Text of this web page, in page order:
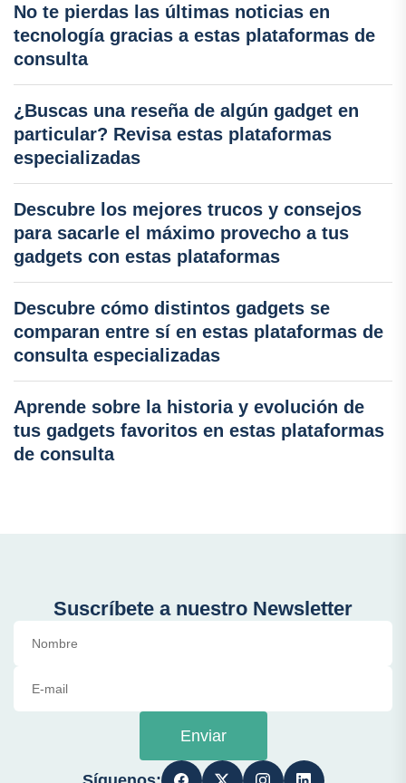
No te pierdas las últimas noticias en
tecnología gracias a estas plataformas de
consulta
¿Buscas una reseña de algún gadget en
particular? Revisa estas plataformas
especializadas
Descubre los mejores trucos y consejos
para sacarle el máximo provecho a tus
gadgets con estas plataformas
Descubre cómo distintos gadgets se
comparan entre sí en estas plataformas de
consulta especializadas
Aprende sobre la historia y evolución de
tus gadgets favoritos en estas plataformas
de consulta
Suscríbete a nuestro Newsletter
Enviar